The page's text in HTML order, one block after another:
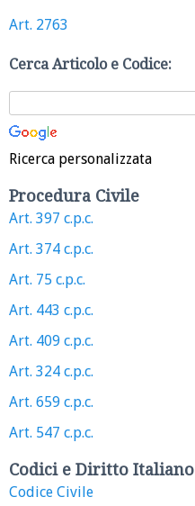
Art. 2763
Cerca Articolo e Codice:
Ricerca personalizzata
Procedura Civile
Art. 397 c.p.c.
Art. 374 c.p.c.
Art. 75 c.p.c.
Art. 443 c.p.c.
Art. 409 c.p.c.
Art. 324 c.p.c.
Art. 659 c.p.c.
Art. 547 c.p.c.
Codici e Diritto Italiano
Codice Civile